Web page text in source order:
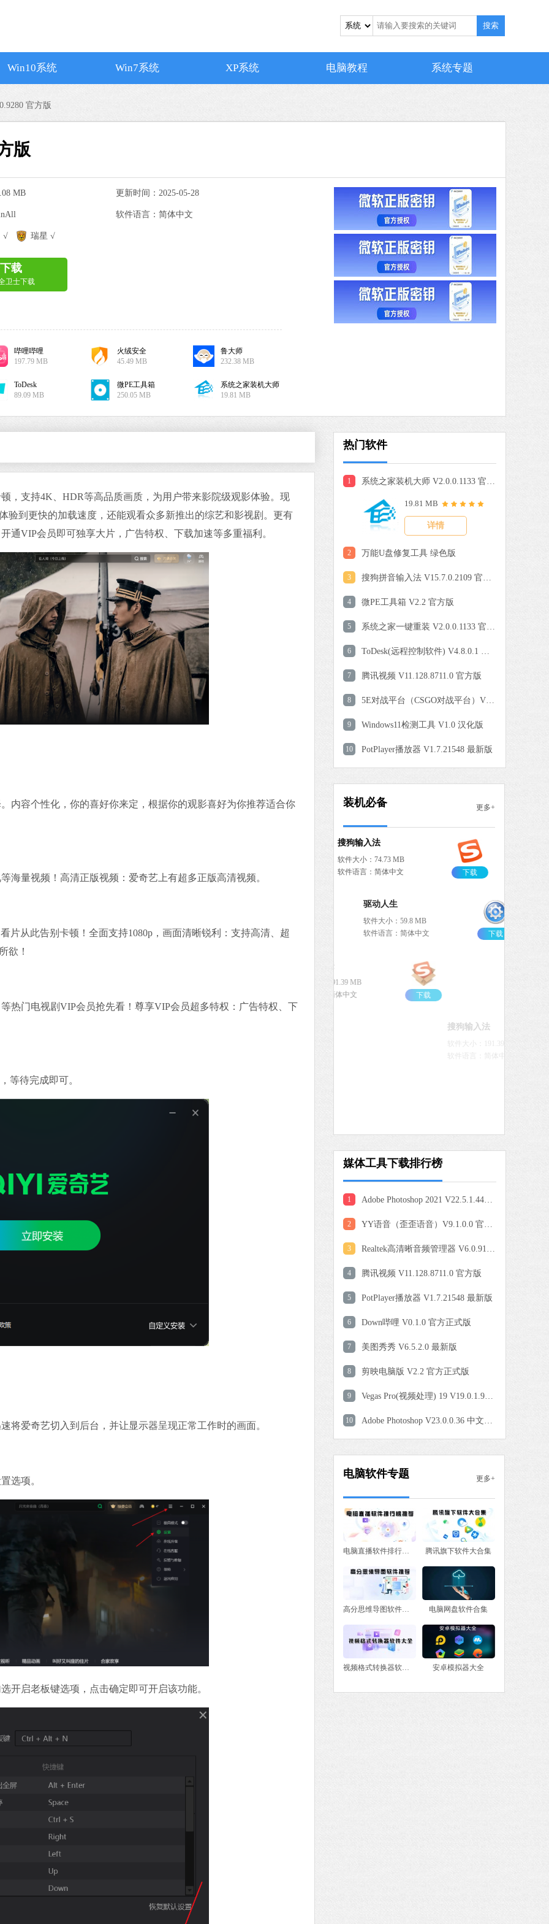
搜索
Win10系统 Win7系统 XP系统 电脑教程 系统专题
官方版
版
MB 更新时间：2025-05-28
软件语言：简体中文
√ 瑞星 √
载
卫士下载
哔哩哔哩
197.79 MB
火绒安全
45.49 MB
鲁大师
232.38 MB
ToDesk
89.09 MB
微PE工具箱
250.05 MB
系统之家装机大师
19.81 MB
支持4K、HDR等高品质画质，为用户带来影院级观影体验。现
验到更快的加载速度，还能观看众多新推出的综艺和影视剧。更有
通VIP会员即可独享大片，广告特权、下载加速等多重福利。
容个性化，你的喜好你来定，根据你的观影喜好为你推荐适合你
量视频！高清正版视频：爱奇艺上有超多正版高清视频。
从此告别卡顿！全面支持1080p，画面清晰锐利：支持高清、超
欲！
门电视剧VIP会员抢先看！尊享VIP会员超多特权：广告特权、下
等待完成即可。
爱奇艺切入到后台，并让显示器呈现正常工作时的画面。
选项。
启老板键选项，点击确定即可开启该功能。
热门软件
1 系统之家装机大师 V2.0.0.1133 官方版
19.81 MB
详情
2 万能U盘修复工具 绿色版
3 搜狗拼音输入法 V15.7.0.2109 官方正式版
4 微PE工具箱 V2.2 官方版
5 系统之家一键重装 V2.0.0.1133 官方版
6 ToDesk(远程控制软件) V4.8.0.1 官方安装版
7 腾讯视频 V11.128.8711.0 官方版
8 5E对战平台（CSGO对战平台）V6.1.7 官方版
9 Windows11检测工具 V1.0 汉化版
10 PotPlayer播放器 V1.7.21548 最新版
装机必备 更多+
下载
驱动人生
软件大小：59.8 MB
软件语言：简体中文
搜狗输入法
软件语言：简体中文
软件大小：191.39 MB
谷歌浏览器
软件大小：75.29 MB
软件语言：简体中文
微信
软件语言：简体中文
QQ浏览器
软件语言：简体中文
软件大小：18.76 MB
软件语言：简体中文
下载
搜狗输入法
软件大小：74.73 MB
软件语言：简体中文
下载
驱动人生
软件大小：59.8 MB
软件语言：简体中文
下载
软件大小：191.39 MB
软件语言：简体中文
下载
下载
软件大小：77.08 MB
下载
软件语言：简体中文
下载
媒体工具下载排行榜
1 Adobe Photoshop 2021 V22.5.1.441 中文版
2 YY语音（歪歪语音）V9.1.0.0 官方正式版
3 Realtek高清晰音频管理器 V6.0.9191.1 官方最新版
4 腾讯视频 V11.128.8711.0 官方版
5 PotPlayer播放器 V1.7.21548 最新版
6 Down哔哩 V0.1.0 官方正式版
7 美图秀秀 V6.5.2.0 最新版
8 剪映电脑版 V2.2 官方正式版
9 Vegas Pro(视频处理) 19 V19.0.1.99 中文免费版
10 Adobe Photoshop V23.0.0.36 中文直装版
电脑软件专题 更多+
电脑直播软件排行榜推荐 腾讯旗下软件大合集
高分思维导图软件推荐 电脑网盘软件合集
视频格式转换器软件大全 安卓模拟器大全